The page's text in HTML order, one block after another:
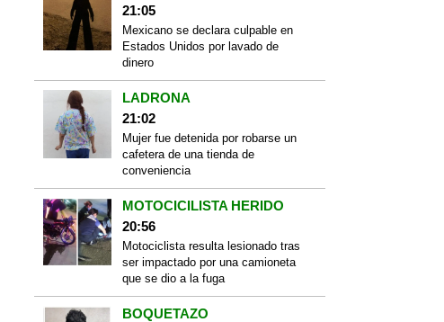
21:05
Mexicano se declara culpable en
Estados Unidos por lavado de
dinero
LADRONA
21:02
Mujer fue detenida por robarse un
cafetera de una tienda de
conveniencia
MOTOCICILISTA HERIDO
20:56
Motociclista resulta lesionado tras
ser impactado por una camioneta
que se dio a la fuga
BOQUETAZO